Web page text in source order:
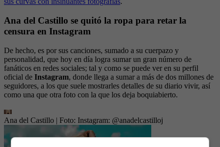
Ana del Castillo se quitó la ropa para retar la
censura en Instagram
De hecho, es por sus canciones, sumado a su cuerpazo y
personalidad, que hoy en día logra sumar un gran número de
fanáticos en redes sociales; tal y como se puede ver en su perfil
oficial de Instagram, donde llega a sumar a más de dos millones de
seguidores, a los que suele mostrarles detalles de su diario vivir, así
como una que otra foto con la que los deja boquiabierto.
Ana del Castillo | Foto: Instagram: @anadelcastilloj